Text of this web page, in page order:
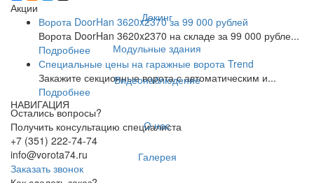
Декинг
Модульные здания
Видеонаблюдение
НАВИГАЦИЯ
О нас
Галерея
Акции
Ворота DoorHan 3620x2370 за 99 000 рублей
Ворота DoorHan 3620x2370 на складе за 99 000 рубле...
Подробнее
Специальные цены на гаражные ворота Trend
Закажите секционные ворота с автоматическим и...
Подробнее
Остались вопросы?
Получить консультацию специалиста
+7 (351) 222-74-74
info@vorota74.ru
Заказать звонок